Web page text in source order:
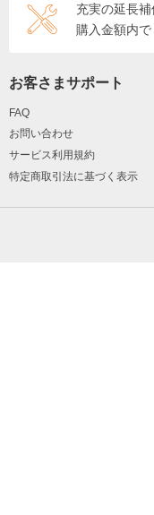
充実の延長補
購入金額内で
お客さまサポート
FAQ
お問い合わせ
サービス利用規約
特定商取引法に基づく表示